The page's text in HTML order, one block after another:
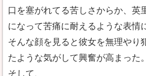
口を塞がれてる苦しさからか、英
になって苦痛に耐えるような表情
そんな顔を見ると彼女を無理やり
たような気がして興奮が高まった。
そして、